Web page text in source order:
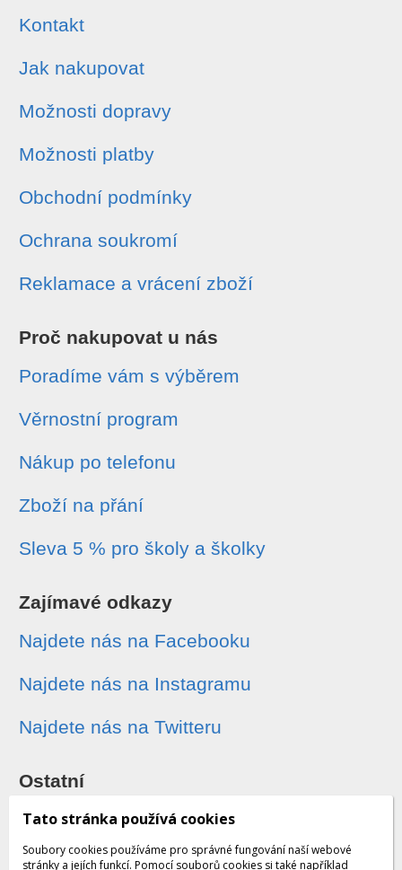
Kontakt
Jak nakupovat
Možnosti dopravy
Možnosti platby
Obchodní podmínky
Ochrana soukromí
Reklamace a vrácení zboží
Proč nakupovat u nás
Poradíme vám s výběrem
Věrnostní program
Nákup po telefonu
Zboží na přání
Sleva 5 % pro školy a školky
Zajímavé odkazy
Najdete nás na Facebooku
Najdete nás na Instagramu
Najdete nás na Twitteru
Ostatní
Sledování zásilek
Dárkové poukazy
Tato stránka používá cookies
Soubory cookies používáme pro správné fungování naší webové
stránky a jejích funkcí. Pomocí souborů cookies si také například